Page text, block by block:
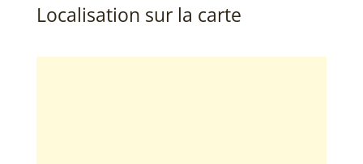
Localisation sur la carte